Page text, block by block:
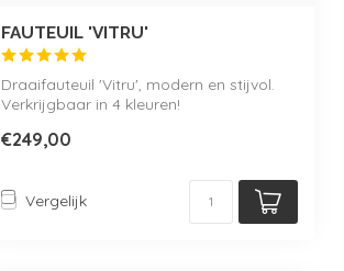
FAUTEUIL 'VITRU'
Draaifauteuil 'Vitru', modern en stijvol.
Verkrijgbaar in 4 kleuren!
€249,00
Vergelijk